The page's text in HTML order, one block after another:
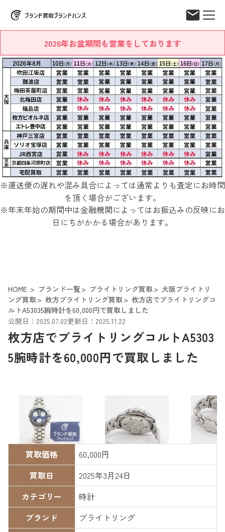
2026年お盆期間も営業をしております
※運送便の遅れや混み具合によっては通常よりも査定にお時間
を頂く場合がございます。
※年末年始の期間中は金融機関によってはお振込みの反映にお
日にちがかかる場合があります。
HOME ブランド一覧 ブライトリング買取
大阪ブライトリ
ング買取
枚方ブライトリング買取
枚方店でブライトリングコ
ルトA53035腕時計を60,000円で買取しました
公開日：2025.07.02更新日：2025.11.22
枚方店でブライトリングコルトA5303
5腕時計を60,000円で買取しました
買取価格
60,000円
買取日
2025年3月24日
カテゴリー
時計
ブランド
ブライトリング